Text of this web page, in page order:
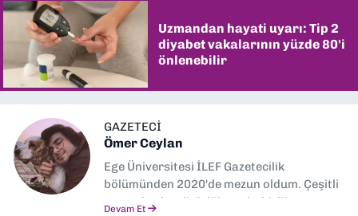
Uzmandan hayati uyarı: Tip 2
diyabet vakalarının yüzde 80'i
önlenebilir
GAZETECİ
Ömer Ceylan
Ege Üniversitesi İLEF Gazetecilik
bölümünden 2020'de mezun oldum. Çeşitli
gazetelerde editörlük, muhabirlik yaptım.
Devam Et